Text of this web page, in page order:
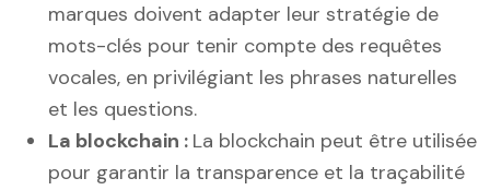
marques doivent adapter leur stratégie de
mots-clés pour tenir compte des requêtes
vocales, en privilégiant les phrases naturelles
et les questions.
La blockchain : La blockchain peut être utilisée
pour garantir la transparence et la traçabilité